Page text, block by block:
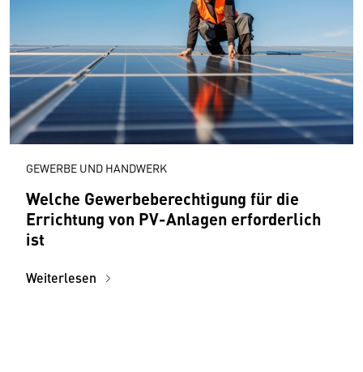
GEWERBE UND HANDWERK
Welche Gewerbeberechtigung für die
Errichtung von PV-Anlagen erforderlich
ist
Weiterlesen